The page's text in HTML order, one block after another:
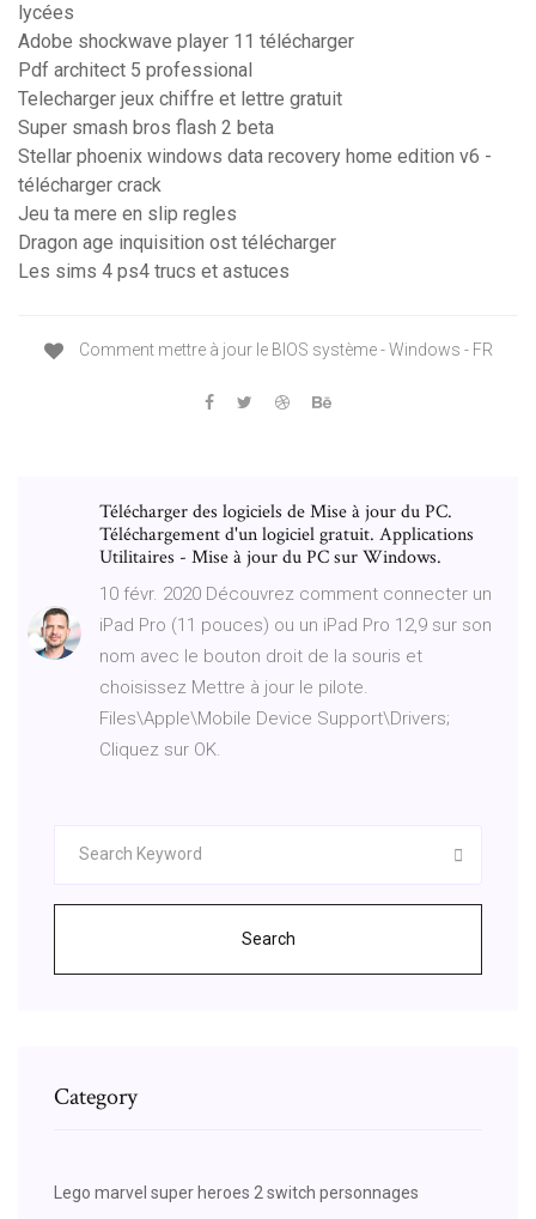
lycées
Adobe shockwave player 11 télécharger
Pdf architect 5 professional
Telecharger jeux chiffre et lettre gratuit
Super smash bros flash 2 beta
Stellar phoenix windows data recovery home edition v6 -
télécharger crack
Jeu ta mere en slip regles
Dragon age inquisition ost télécharger
Les sims 4 ps4 trucs et astuces
Comment mettre à jour le BIOS système - Windows - FR
Télécharger des logiciels de Mise à jour du PC.
Téléchargement d'un logiciel gratuit. Applications
Utilitaires - Mise à jour du PC sur Windows.
10 févr. 2020 Découvrez comment connecter un
iPad Pro (11 pouces) ou un iPad Pro 12,9 sur son
nom avec le bouton droit de la souris et
choisissez Mettre à jour le pilote.
Files\Apple\Mobile Device Support\Drivers;
Cliquez sur OK.
Search
Category
Lego marvel super heroes 2 switch personnages